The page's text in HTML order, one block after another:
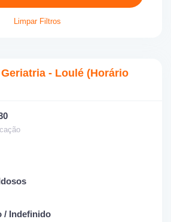
Limpar Filtros
- Loulé (Horário
/ Indefinido